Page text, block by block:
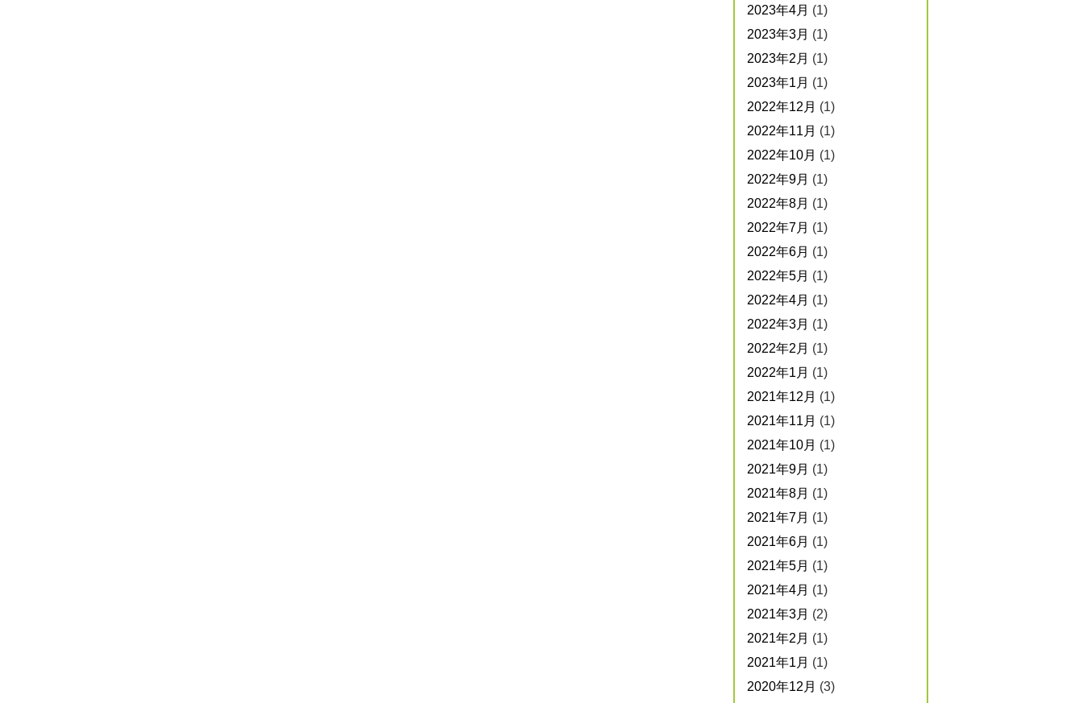
2023年4月 (1)
2023年3月 (1)
2023年2月 (1)
2023年1月 (1)
2022年12月 (1)
2022年11月 (1)
2022年10月 (1)
2022年9月 (1)
2022年8月 (1)
2022年7月 (1)
2022年6月 (1)
2022年5月 (1)
2022年4月 (1)
2022年3月 (1)
2022年2月 (1)
2022年1月 (1)
2021年12月 (1)
2021年11月 (1)
2021年10月 (1)
2021年9月 (1)
2021年8月 (1)
2021年7月 (1)
2021年6月 (1)
2021年5月 (1)
2021年4月 (1)
2021年3月 (2)
2021年2月 (1)
2021年1月 (1)
2020年12月 (3)